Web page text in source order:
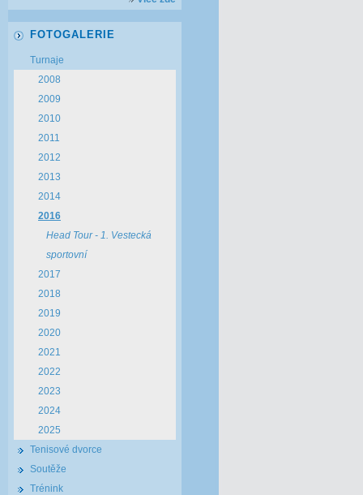
FOTOGALERIE
Turnaje
2008
2009
2010
2011
2012
2013
2014
2016
Head Tour - 1. Vestecká
sportovní
2017
2018
2019
2020
2021
2022
2023
2024
2025
Tenisové dvorce
Soutěže
Trénink